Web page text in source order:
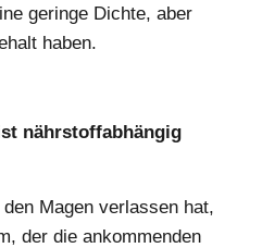
geringe Dichte, aber
haben.
nährstoffabhängig
Magen verlassen hat,
der die ankommenden